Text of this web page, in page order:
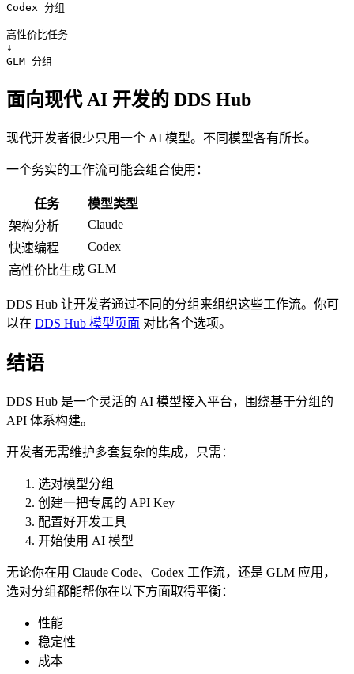
Codex 分组
高性价比任务
↓
GLM 分组
面向现代 AI 开发的 DDS Hub
现代开发者很少只用一个 AI 模型。不同模型各有所长。
一个务实的工作流可能会组合使用：
任务
模型类型
架构分析
Claude
快速编程
Codex
高性价比生成 GLM
DDS Hub 让开发者通过不同的分组来组织这些工作流。你可
以在 DDS Hub 模型页面 对比各个选项。
结语
DDS Hub 是一个灵活的 AI 模型接入平台，围绕基于分组的
API 体系构建。
开发者无需维护多套复杂的集成，只需：
选对模型分组
创建一把专属的 API Key
配置好开发工具
开始使用 AI 模型
无论你在用 Claude Code、Codex 工作流，还是 GLM 应用，
选对分组都能帮你在以下方面取得平衡：
性能
稳定性
成本